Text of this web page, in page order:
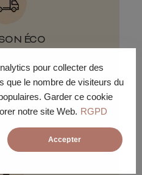
pour collecter des
que le nombre de visiteurs du
Garder ce cookie
notre site Web. RGPD
Accepter
ÉCO
sous 6 à 8
de porte ou pied